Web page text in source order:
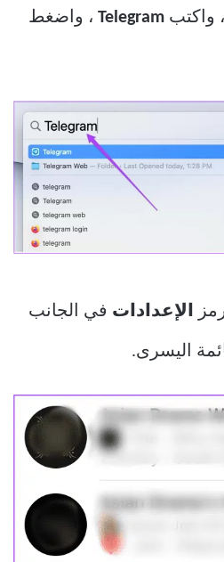
، واكتب Telegram ، واضغط
الإعدادات في الجانب
اليسرى.